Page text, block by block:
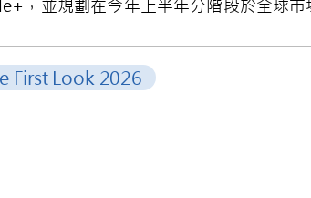
，並規劃在今年上半年分階段於全球市
First Look 2026